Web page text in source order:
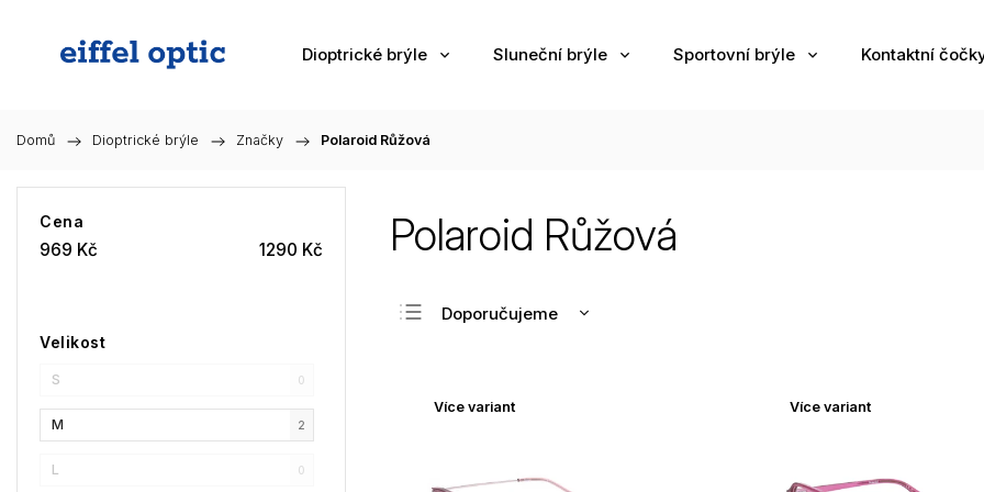
Dioptrické brýle Sluneční brýle Sportovní brýle Kontaktní
Domů / Dioptrické brýle / Značky / Polaroid Růžová
Cena
969 Kč 1290 Kč
Velikost
S 0
M 2
L 0
Polaroid Růžová
Doporučujeme
Nejprodávanější
Více variant Více variant